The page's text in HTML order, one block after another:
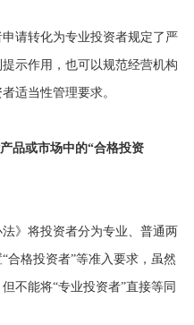
请转化为专业投资者规定了严
示作用，也可以规范经营机构
适当性管理要求。
品或市场中的“合格投资
》将投资者分为专业、普通两
合格投资者”等准入要求，虽然
不能将“专业投资者”直接等同